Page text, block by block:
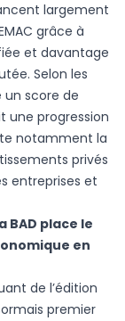
largement
grâce à
et davantage
Selon les
score de
une progression
notamment la
privés
entreprises et
BAD place le
en
de l’édition
premier